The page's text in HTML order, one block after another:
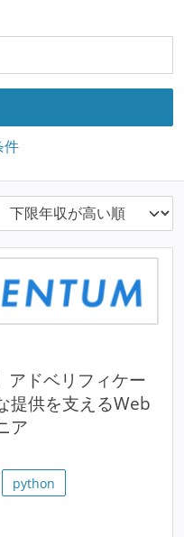
件
アドベリフィケー
提供を支えるWeb
ア
python